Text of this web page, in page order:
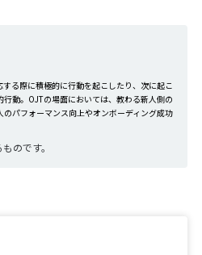
る際に積極的に行動を起こしたり、次に起こ
動。OJTの場面においては、教わる新人側の
パフォーマンス向上やオンボーディング成功
のです。